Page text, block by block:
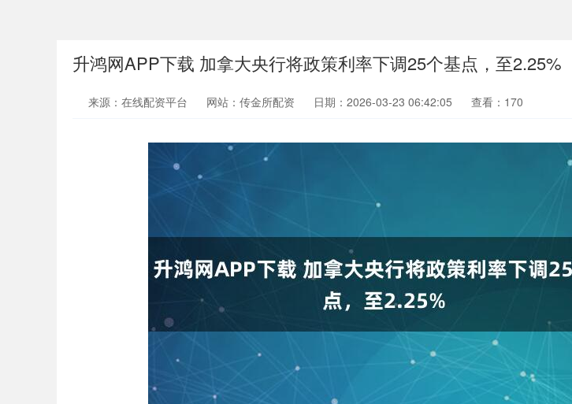
升鸿网APP下载 加拿大央行将政策利率下调25个基点，至2.25%
来源：在线配资平台 网站：传金所配资 日期：2026-03-23 06:42:05 查看：170